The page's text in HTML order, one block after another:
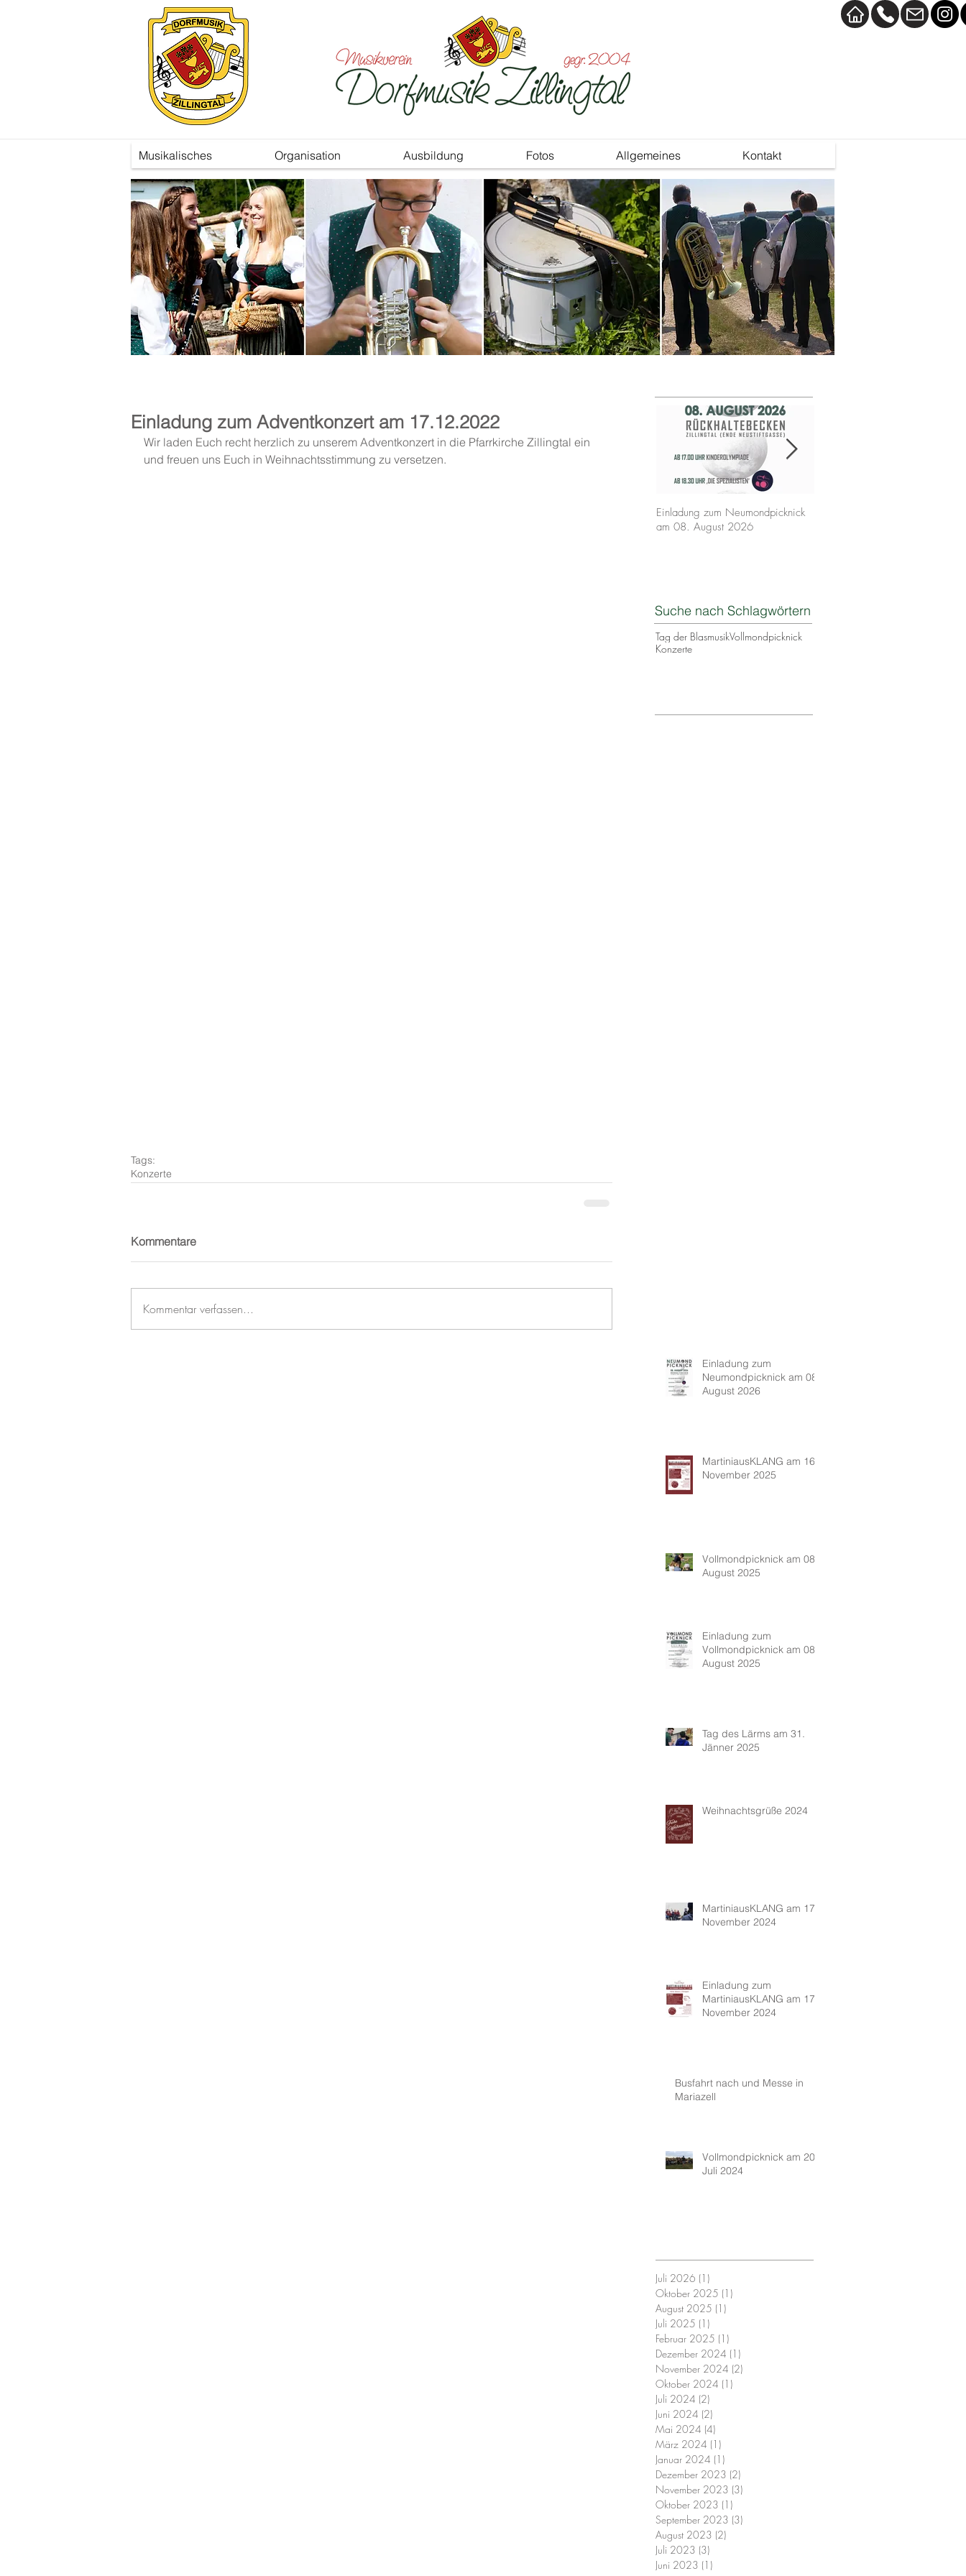
Musikalisches Organisation Ausbildung Fotos Allgemeines Kontakt
Einladung zum Adventkonzert am 17.12.2022
Wir laden Euch recht herzlich zu unserem Adventkonzert in die Pfarrkirche Zillingtal ein
und freuen uns Euch in Weihnachtsstimmung zu versetzen.
Tags:
Konzerte
Kommentare
Kommentar verfassen...
Einladung zum Neumondpicknick
am 08. August 2026
Suche nach Schlagwörtern
Tag der BlasmusikVollmondpicknick
Konzerte
Einladung zum
Neumondpicknick am 08.
August 2026
MartiniausKLANG am 16.
November 2025
Vollmondpicknick am 08.
August 2025
Einladung zum
Vollmondpicknick am 08.
August 2025
Tag des Lärms am 31.
Jänner 2025
Weihnachtsgrüße 2024
MartiniausKLANG am 17.
November 2024
Einladung zum
MartiniausKLANG am 17.
November 2024
Busfahrt nach und Messe in
Mariazell
Vollmondpicknick am 20.
Juli 2024
Juli 2026 (1)
Oktober 2025 (1)
August 2025 (1)
Juli 2025 (1)
Februar 2025 (1)
Dezember 2024 (1)
November 2024 (2)
Oktober 2024 (1)
Juli 2024 (2)
Juni 2024 (2)
Mai 2024 (4)
März 2024 (1)
Januar 2024 (1)
Dezember 2023 (2)
November 2023 (3)
Oktober 2023 (1)
September 2023 (3)
August 2023 (2)
Juli 2023 (3)
Juni 2023 (1)